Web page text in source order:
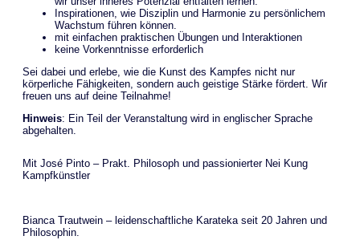
Inspirationen, wie Disziplin und Harmonie zu persönlichem
Wachstum führen können.
mit einfachen praktischen Übungen und Interaktionen
keine Vorkenntnisse erforderlich
Sei dabei und erlebe, wie die Kunst des Kampfes nicht nur
körperliche Fähigkeiten, sondern auch geistige Stärke fördert. Wir
freuen uns auf deine Teilnahme!
Hinweis: Ein Teil der Veranstaltung wird in englischer Sprache
abgehalten.
Mit José Pinto – Prakt. Philosoph und passionierter Nei Kung
Kampfkünstler
Bianca Trautwein – leidenschaftliche Karateka seit 20 Jahren und
Philosophin.